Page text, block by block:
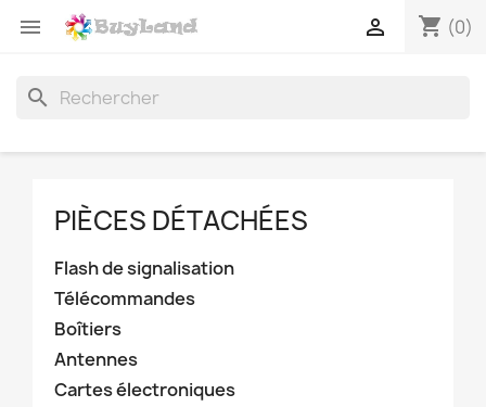
 shopping_cart (0)

search
PIÈCES DÉTACHÉES
Flash de signalisation
Télécommandes
Boîtiers
Antennes
Cartes électroniques